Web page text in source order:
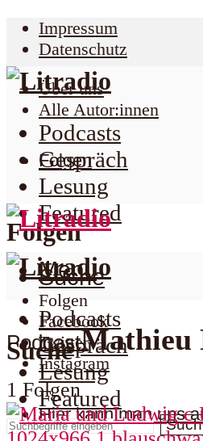
Impressum
Datenschutz
Über uns
Alle Autor:innen
Folgen
Folgen
Folgen
Facebook
Twitter
Instagram
Hier kann man uns
Podcasts
Gespräch
Lesung
Featured
Menu
Suche
Suche
Podcasts
Gespräch
Lesung
Featured
PodcastMathieu
1 Folgen